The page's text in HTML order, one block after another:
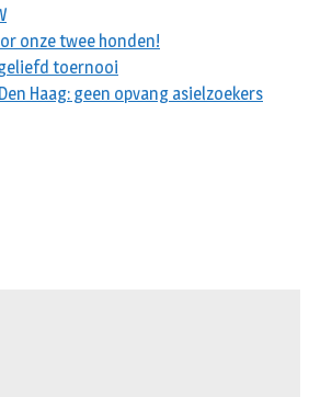
onze twee honden!
toernooi
Haag: geen opvang asielzoekers